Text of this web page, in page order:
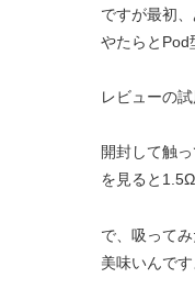
ですが最初
やたらとPod
レビューの
開封して触
を見ると
で、吸ってみ
美味いんで